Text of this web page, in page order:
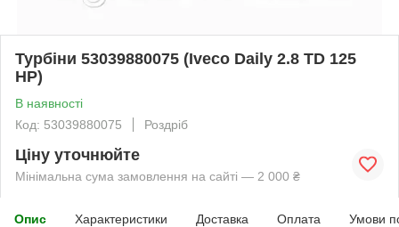
Турбіни 53039880075 (Iveco Daily 2.8 TD 125
HP)
В наявності
Код: 53039880075
Роздріб
Ціну уточнюйте
Мінімальна сума замовлення на сайті — 2 000 ₴
Опис Характеристики Доставка Оплата Умови